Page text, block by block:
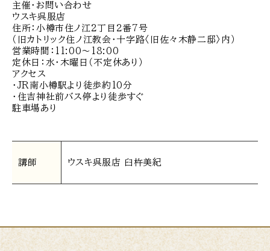
主催・お問い合わせ
ウスキ呉服店
住所：小樽市住ノ江2丁目2番7号
（旧カトリック住ノ江教会・十字路〈旧佐々木静二邸〉内）
営業時間：11:00～18:00
定休日：水・木曜日（不定休あり）
アクセス
・JR南小樽駅より徒歩約10分
・住吉神社前バス停より徒歩すぐ
駐車場あり
講師 ウスキ呉服店 臼杵美紀